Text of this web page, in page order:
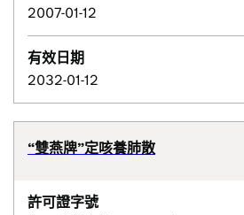
2007-01-12
有效日期
2032-01-12
“雙燕牌”定咳養肺散
許可證字號